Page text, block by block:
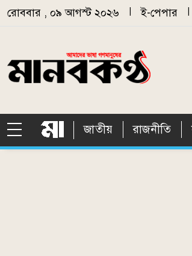
Skip to main content
রোববার , ০৯ আগস্ট ২০২৬ ই-পেপার
জাতীয় রাজনীতি